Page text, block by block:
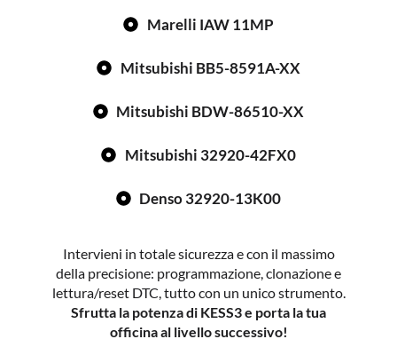
Marelli IAW 11MP
Mitsubishi BB5-8591A-XX
Mitsubishi BDW-86510-XX
Mitsubishi 32920-42FX0
Denso 32920-13K00
Intervieni in totale sicurezza e con il massimo
della precisione: programmazione, clonazione e
lettura/reset DTC, tutto con un unico strumento.
Sfrutta la potenza di KESS3 e porta la tua
officina al livello successivo!